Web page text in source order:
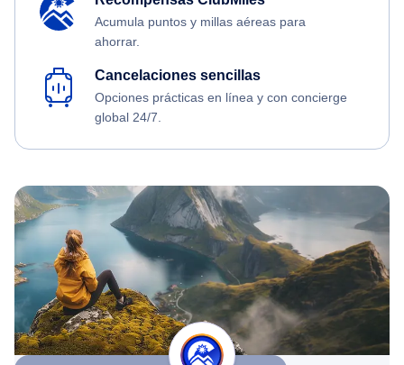
Acumula puntos y millas aéreas para
ahorrar.
Cancelaciones sencillas
Opciones prácticas en línea y con concierge
global 24/7.